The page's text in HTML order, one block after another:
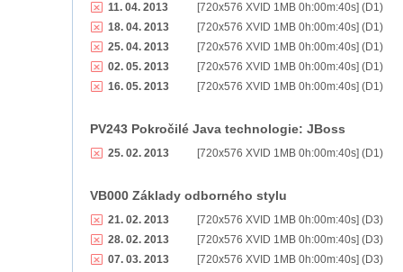
11. 04. 2013
[720x576 XVID 1MB 0h:00m:40s] (D1)
18. 04. 2013
[720x576 XVID 1MB 0h:00m:40s] (D1)
25. 04. 2013
[720x576 XVID 1MB 0h:00m:40s] (D1)
02. 05. 2013
[720x576 XVID 1MB 0h:00m:40s] (D1)
16. 05. 2013
[720x576 XVID 1MB 0h:00m:40s] (D1)
PV243 Pokročilé Java technologie: JBoss
25. 02. 2013 [720x576 XVID 1MB 0h:00m:40s] (D1)
VB000 Základy odborného stylu
21. 02. 2013
[720x576 XVID 1MB 0h:00m:40s] (D3)
28. 02. 2013
[720x576 XVID 1MB 0h:00m:40s] (D3)
07. 03. 2013
[720x576 XVID 1MB 0h:00m:40s] (D3)